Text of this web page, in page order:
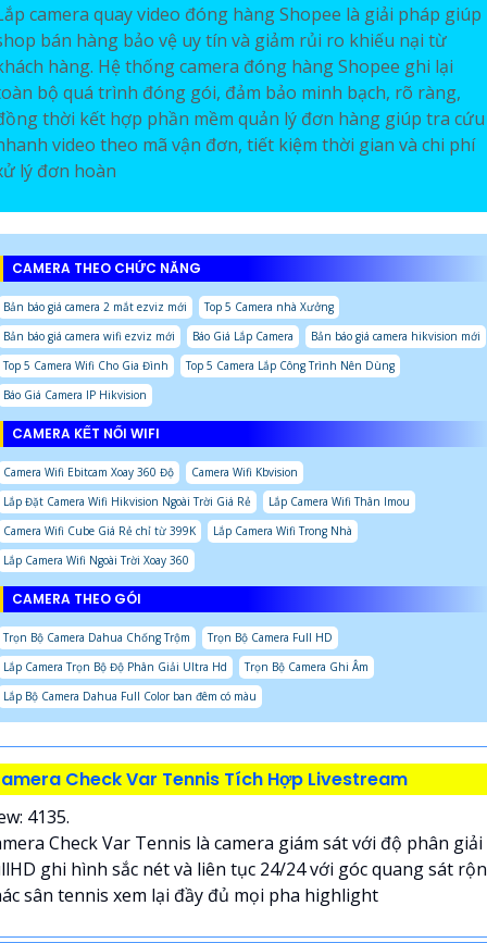
camera quay video đóng hàng Shopee là giải pháp giúp
bán hàng bảo vệ uy tín và giảm rủi ro khiếu nại từ
hàng. Hệ thống camera đóng hàng Shopee ghi lại
bộ quá trình đóng gói, đảm bảo minh bạch, rõ ràng,
thời kết hợp phần mềm quản lý đơn hàng giúp tra cứu
video theo mã vận đơn, tiết kiệm thời gian và chi phí
lý đơn hoàn
CAMERA THEO CHỨC NĂNG
Bản báo giá camera 2 mắt ezviz mới
Top 5 Camera nhà Xưởng
Bản báo giá camera wifi ezviz mới
Báo Giá Lắp Camera
Bản báo giá camera hikvision mới
Top 5 Camera Wifi Cho Gia Đình
Top 5 Camera Lắp Công Trình Nên Dùng
Báo Giá Camera IP Hikvision
CAMERA KẾT NỐI WIFI
Camera Wifi Ebitcam Xoay 360 Độ
Camera Wifi Kbvision
Lắp Đặt Camera Wifi Hikvision Ngoài Trời Giá Rẻ
Lắp Camera Wifi Thân Imou
Camera Wifi Cube Giá Rẻ chỉ từ 399K
Lắp Camera Wifi Trong Nhà
Lắp Camera Wifi Ngoài Trời Xoay 360
CAMERA THEO GÓI
Trọn Bộ Camera Dahua Chống Trộm
Trọn Bộ Camera Full HD
Lắp Camera Trọn Bộ Độ Phân Giải Ultra Hd
Trọn Bộ Camera Ghi Âm
Lắp Bộ Camera Dahua Full Color ban đêm có màu
Check Var Tennis Tích Hợp Livestream
4135.
Check Var Tennis là camera giám sát với độ phân giải
ghi hình sắc nét và liên tục 24/24 với góc quang sát
sân tennis xem lại đầy đủ mọi pha highlight